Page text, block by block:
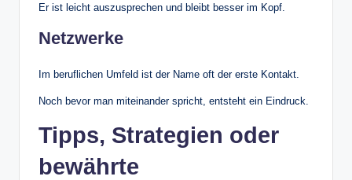
Er ist leicht auszusprechen und bleibt besser im Kopf.
Netzwerke
Im beruflichen Umfeld ist der Name oft der erste Kontakt.
Noch bevor man miteinander spricht, entsteht ein Eindruck.
Tipps, Strategien oder
bewährte